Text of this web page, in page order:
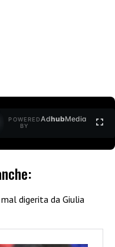
POWERED
BY
AdhubMedia
digerita da Giulia